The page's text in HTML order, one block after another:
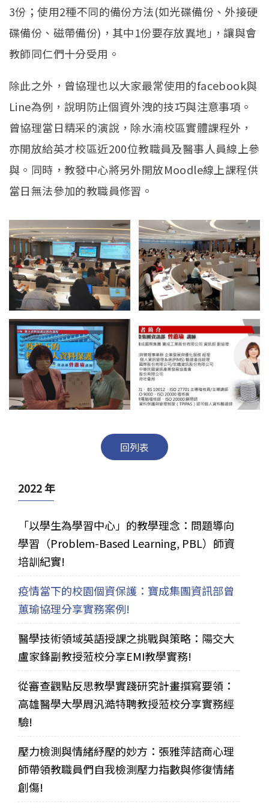
3份；使用2種不同的備份方法(如光碟備份、外接硬
碟備份、磁帶備份)，其中1份要存放異地｣，讓與會
教師同仁們十分受用。
除此之外，曾協理也以大家最常使用的facebook與
Line為例，說明防止個資外洩的技巧與注意事項。
曾協理當日精采的演說，除水湳校區實體課程外，
亦開放給英才校區近200位教職員及醫事人員線上參
與。同時，教發中心將另外開放Moodle線上課程供
當日無法參加的教職員修習。
回列表
2022 年
「以學生為學習中心」的教學理念：問題導向
學習（Problem-Based Learning, PBL）師資
培訓紀實!
疫情當下的校園個資保護：寶成集團資訊部曾
蕙瑜協理分享實務案例!
醫學技術領域英語授課之挑戰與策略：陽交大
盧家鋒副教授蒞校分享EMI教學實務!
從審查觀點反思教學實踐研究計畫撰寫要領：
高雄醫學大學周汎澔特聘教授蒞校分享實務經
驗!
壓力檢測與情緒紓壓的妙方：張雅萍諮商心理
師帶領教職員們自我檢測壓力指數與修復情緒
創傷!